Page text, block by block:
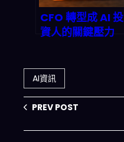
CFO 轉型成 AI 投
資人的關鍵壓力
據把 AI 變成主
業？
AI資訊
PREV POST